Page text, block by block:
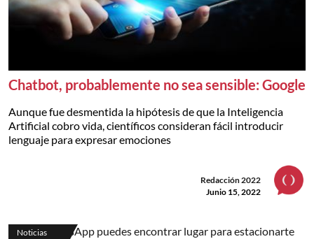
Chatbot, probablemente no sea sensible: Google
Aunque fue desmentida la hipótesis de que la Inteligencia
Artificial cobro vida, científicos consideran fácil introducir
lenguaje para expresar emociones
Redacción 2022
Junio 15, 2022
Noticias